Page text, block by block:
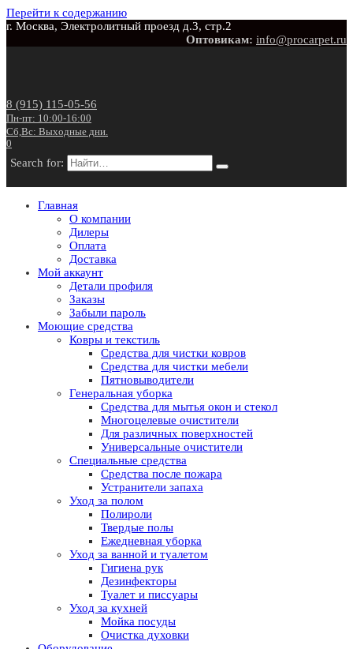
Перейти к содержанию
г. Москва, Электролитный проезд д.3, стр.2
Оптовикам: info@procarpet.ru
8 (915) 115-05-56
Пн-пт: 10:00-16:00
Сб,Вс: Выходные дни.
0
Search for:
Главная
О компании
Дилеры
Оплата
Доставка
Мой аккаунт
Детали профиля
Заказы
Забыли пароль
Моющие средства
Ковры и текстиль
Средства для чистки ковров
Средства для чистки мебели
Пятновыводители
Генеральная уборка
Средства для мытья окон и стекол
Многоцелевые очистители
Для различных поверхностей
Универсальные очистители
Специальные средства
Средства после пожара
Устранители запаха
Уход за полом
Полироли
Твердые полы
Ежедневная уборка
Уход за ванной и туалетом
Гигиена рук
Дезинфекторы
Туалет и писсуары
Уход за кухней
Мойка посуды
Очистка духовки